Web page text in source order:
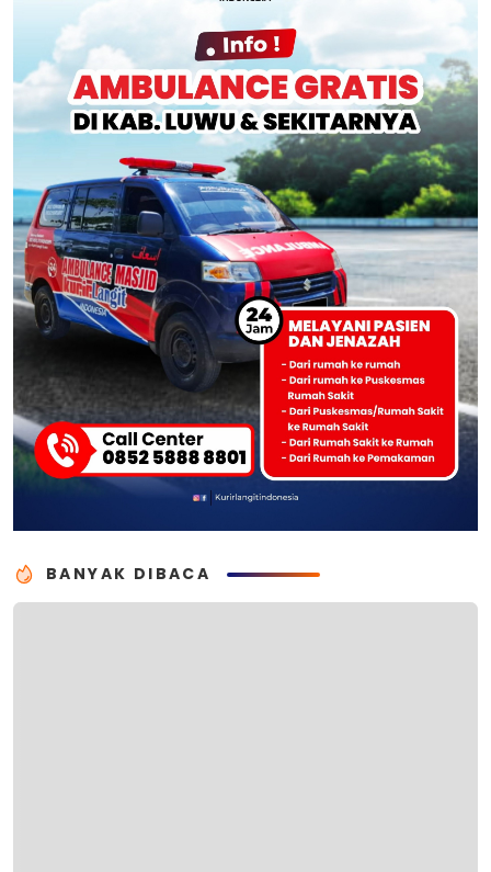
BANYAK DIBACA